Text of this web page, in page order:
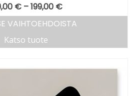
€ –199,00 €
VAIHTOEHDOISTA
Katso tuote